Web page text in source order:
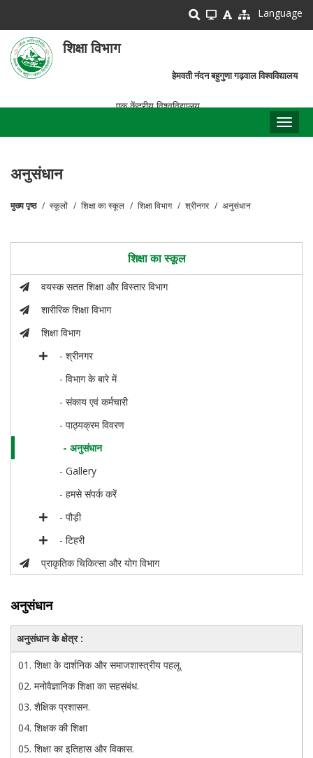
main
content
Language
शिक्षा विभाग
हेमवती नंदन बहुगुणा गढ़वाल विश्वविद्यालय
एक केंद्रीय विश्वविद्यालय
अनुसंधान
मुख्य पृष्ठ स्कूलों शिक्षा का स्कूल शिक्षा विभाग श्रीनगर अनुसंधान
शिक्षा का स्कूल
वयस्क सतत शिक्षा और विस्तार विभाग
शारीरिक शिक्षा विभाग
शिक्षा विभाग
- श्रीनगर
- विभाग के बारे में
- संकाय एवं कर्मचारी
- पाठ्यक्रम विवरण
- अनुसंधान
- Gallery
- हमसे संपर्क करें
- पौड़ी
- टिहरी
प्राकृतिक चिकित्सा और योग विभाग
अनुसंधान
अनुसंधान के क्षेत्र :
शिक्षा के दार्शनिक और समाजशास्त्रीय पहलू.
मनोवैज्ञानिक शिक्षा का सहसंबंध.
शैक्षिक प्रशासन.
शिक्षक की शिक्षा
शिक्षा का इतिहास और विकास.